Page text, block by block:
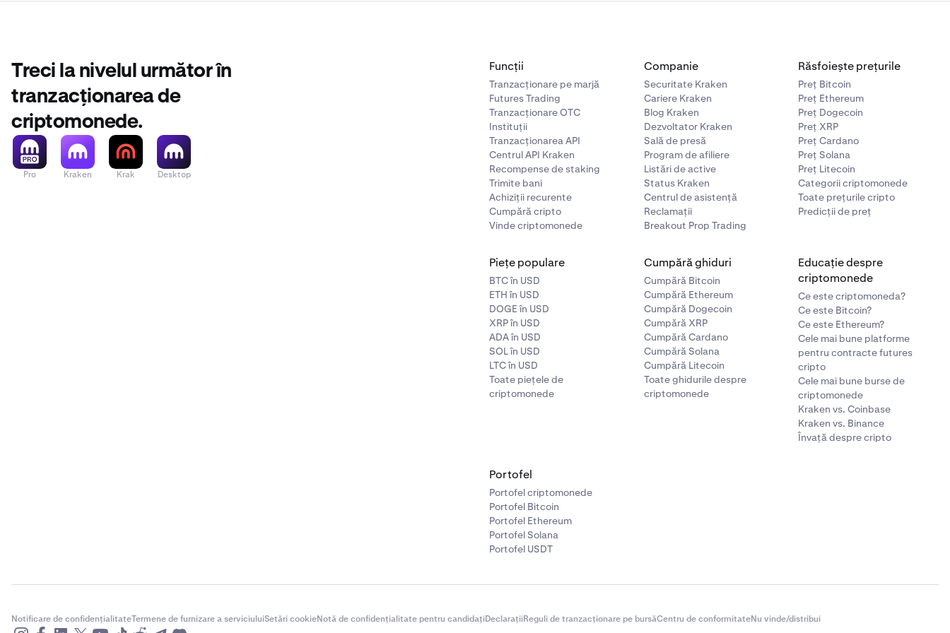
Treci la nivelul următor în
tranzacționarea de
criptomonede.
Pro Kraken Krak Desktop
Funcții
Tranzacționare pe marjă
Futures Trading
Tranzacționare OTC
Instituții
Tranzacționarea API
Centrul API Kraken
Recompense de staking
Trimite bani
Achiziții recurente
Cumpără cripto
Vinde criptomonede
Companie
Securitate Kraken
Cariere Kraken
Blog Kraken
Dezvoltator Kraken
Sală de presă
Program de afiliere
Listări de active
Status Kraken
Centrul de asistență
Reclamații
Breakout Prop Trading
Răsfoiește prețurile
Preț Bitcoin
Preț Ethereum
Preț Dogecoin
Preț XRP
Preț Cardano
Preț Solana
Preț Litecoin
Categorii criptomonede
Toate prețurile cripto
Predicții de preț
Piețe populare
BTC în USD
ETH în USD
DOGE în USD
XRP în USD
ADA în USD
SOL în USD
LTC în USD
Toate piețele de
criptomonede
Cumpără ghiduri
Cumpără Bitcoin
Cumpără Ethereum
Cumpără Dogecoin
Cumpără XRP
Cumpără Cardano
Cumpără Solana
Cumpără Litecoin
Toate ghidurile despre
criptomonede
Educație despre
criptomonede
Ce este criptomoneda?
Ce este Bitcoin?
Ce este Ethereum?
Cele mai bune platforme
pentru contracte futures
cripto
Cele mai bune burse de
criptomonede
Kraken vs. Coinbase
Kraken vs. Binance
Învață despre cripto
Portofel
Portofel criptomonede
Portofel Bitcoin
Portofel Ethereum
Portofel Solana
Portofel USDT
Notificare de confidențialitateTermene de furnizare a serviciuluiSetări cookieNotă de confidențialitate pentru candidațiDeclarațiiReguli de tranzacționare pe bursăCentru de conformitateNu vinde/distribui